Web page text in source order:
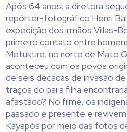
Após 64 anos, a diretora
repórter-fotográfico Henri
expedição dos irmãos Villas-
primeiro contato entre
Metuktire, no norte de Mato
aconteceu com os povos
de seis décadas de invasão
traços do pai a filha
afastado? No filme, os
passado e presente e
Kayapós por meio das fotos